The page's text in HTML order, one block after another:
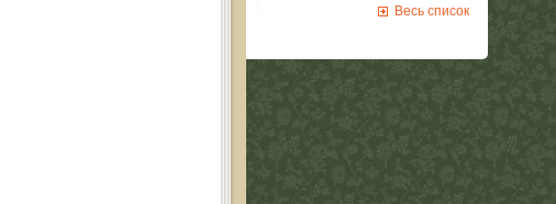
Весь список